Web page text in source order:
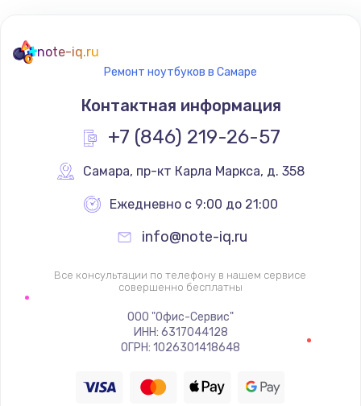
note-iq.ru
Ремонт ноутбуков в Самаре
Контактная информация
+7 (846) 219-26-57
Самара, пр-кт Карла Маркса, д. 358
Ежедневно с 9:00 до 21:00
info@note-iq.ru
Все консультации по телефону в нашем сервисе
совершенно бесплатны
ООО "Офис-Сервис"
ИНН: 6317044128
ОГРН: 1026301418648